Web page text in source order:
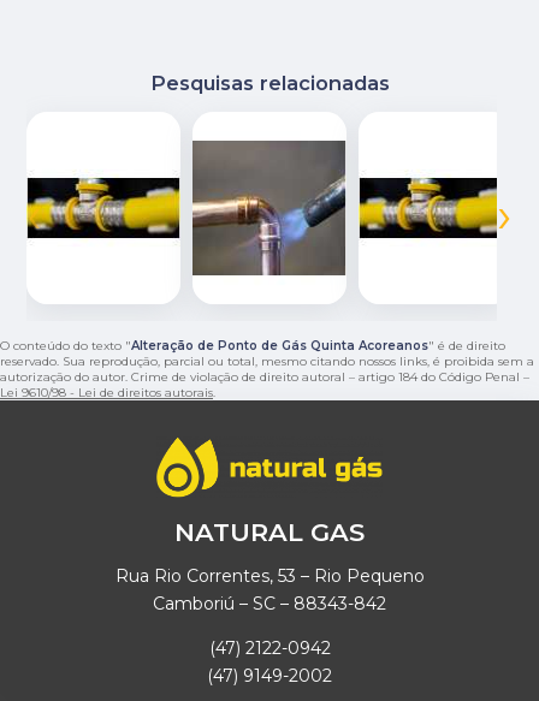
Pesquisas relacionadas
‹ ›
O conteúdo do texto "Alteração de Ponto de Gás Quinta Acoreanos" é de direito
reservado. Sua reprodução, parcial ou total, mesmo citando nossos links, é proibida sem a
autorização do autor. Crime de violação de direito autoral – artigo 184 do Código Penal –
Lei 9610/98 - Lei de direitos autorais.
NATURAL GAS
Rua Rio Correntes, 53 – Rio Pequeno
Camboriú – SC – 88343-842
(47) 2122-0942
(47) 9149-2002